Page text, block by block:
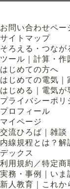
お問い合わせペー
サイトマップ
そろえる・つなが
ツール｜計算・作
はじめての方へ
はじめての電気｜
はじめる｜電気が
プライバシーポリ
プロフィール
マイページ
交流ひろば｜雑談
内線規程とは？解
デックス
利用規約／特定商
実務・事例｜いま
新人教育｜これか